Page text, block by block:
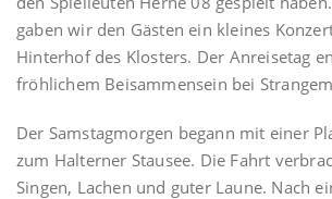
gaben wir den Gästen ein kleines
Hinterhof des Klosters. Der Anreisetag
fröhlichem Beisammensein bei
Der Samstagmorgen begann mit einer
zum Halterner Stausee. Die Fahrt
Singen, Lachen und guter Laune. Nach